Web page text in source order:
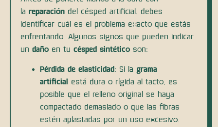
lareparación del césped artificial, debes
identificar cuál es el problema exacto que estás
enfrentando. Algunos signos que pueden indicar
undaño en tucésped sintético son:
Pérdida de elasticidad: Si la grama
artificial
está dura o rígida al tacto, es
posible que el relleno original se haya
compactado demasiado o que las fibras
estén aplastadas por un uso excesivo.